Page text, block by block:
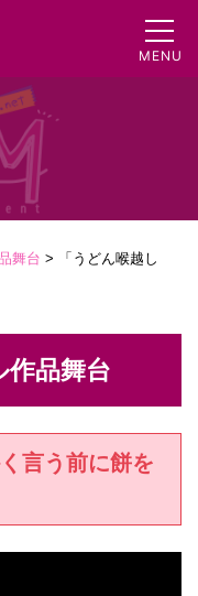
舞台 >
「うどん喉越し
品舞台
言う前に餅を